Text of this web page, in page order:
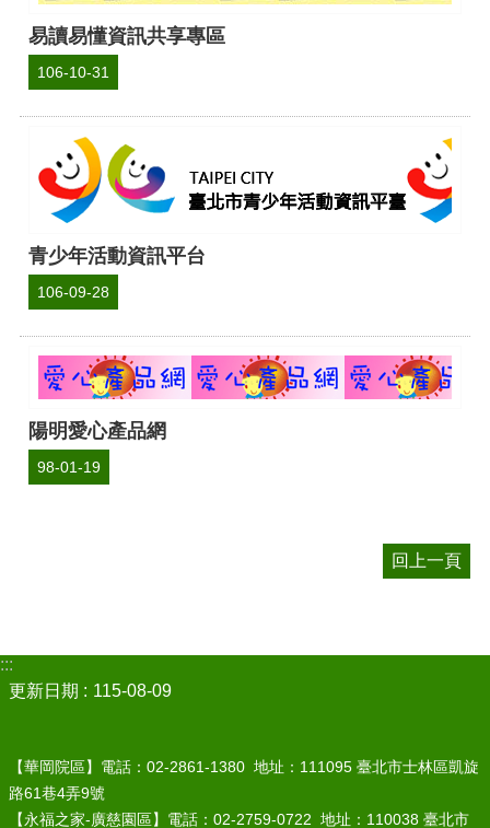
易讀易懂資訊共享專區
106-10-31
青少年活動資訊平台
106-09-28
陽明愛心產品網
98-01-19
回上一頁
:::
更新日期
115-08-09
【華岡院區】電話：02-2861-1380 地址：111095 臺北市士林區凱旋
路61巷4弄9號
【永福之家-廣慈園區】電話：02-2759-0722 地址：110038 臺北市